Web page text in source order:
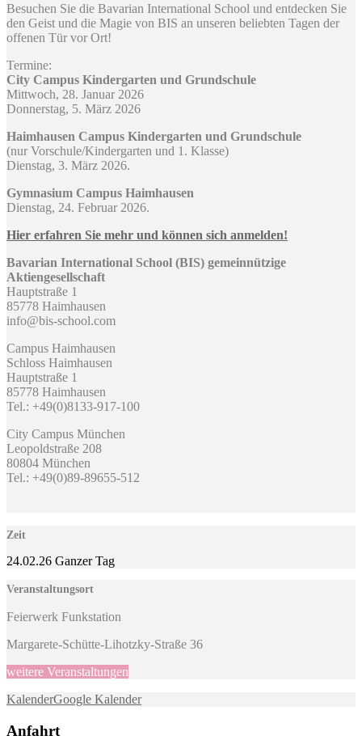
Besuchen Sie die Bavarian International School und entdecken Sie
den Geist und die Magie von BIS an unseren beliebten Tagen der
offenen Tür vor Ort!
Termine:
City Campus Kindergarten und Grundschule
Mittwoch, 28. Januar 2026
Donnerstag, 5. März 2026
Haimhausen Campus Kindergarten und Grundschule
(nur Vorschule/Kindergarten und 1. Klasse)
Dienstag, 3. März 2026.
Gymnasium Campus Haimhausen
Dienstag, 24. Februar 2026.
Hier erfahren Sie mehr und können sich anmelden!
Bavarian International School (BIS) gemeinnützige
Aktiengesellschaft
Hauptstraße 1
85778 Haimhausen
info@bis-school.com
Campus Haimhausen
Schloss Haimhausen
Hauptstraße 1
85778 Haimhausen
Tel.: +49(0)8133-917-100
City Campus München
Leopoldstraße 208
80804 München
Tel.: +49(0)89-89655-512
Zeit
24.02.26 Ganzer Tag
Veranstaltungsort
Feierwerk Funkstation
Margarete-Schütte-Lihotzky-Straße 36
weitere Veranstaltungen
KalenderGoogle Kalender
Anfahrt